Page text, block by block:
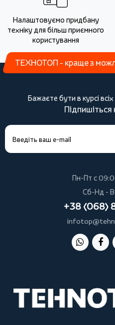
Налаштовуємо придбану
техніку для більш приємного
користування
ТЕХНОТОП - краще з
Бажаєте бути в курсі
Підпишіться
Пн-Пт с
Сб-Нд -
+38 (068)